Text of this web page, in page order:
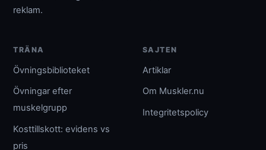
reklam.
TRÄNA
Övningsbiblioteket
Övningar efter
muskelgrupp
Kosttillskott: evidens vs
pris
SAJTEN
Artiklar
Om Muskler.nu
Integritetspolicy